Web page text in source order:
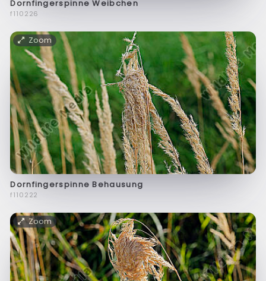
Dornfingerspinne Weibchen
f110226
Zoom
Dornfingerspinne Behausung
f110222
Zoom